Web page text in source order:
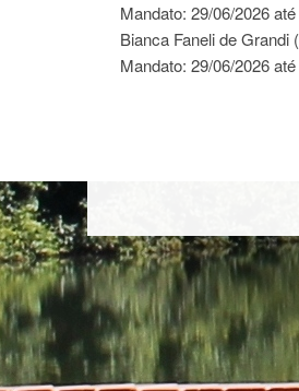
Mandato: 29/06/2026
Bianca Faneli de Grandi
Mandato: 29/06/2026